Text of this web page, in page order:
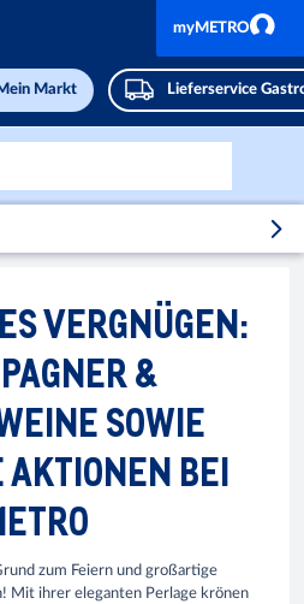
Markt Lieferservice
myMETRO
VERGNÜGEN:
&
SOWIE
BEI
zum Feiern und großartige
Mit ihrer eleganten Perlage krönen